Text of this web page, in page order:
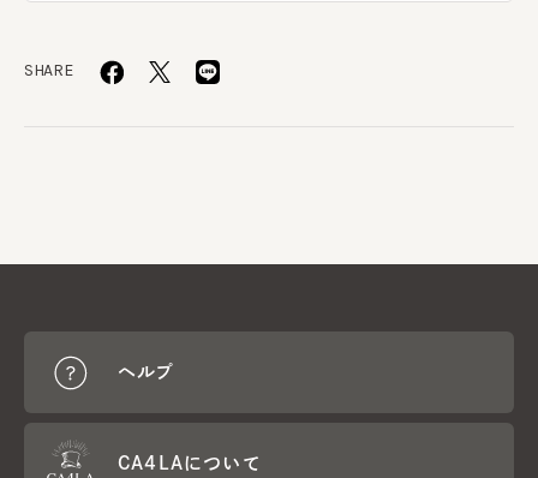
SHARE
ヘルプ
CA4LAについて